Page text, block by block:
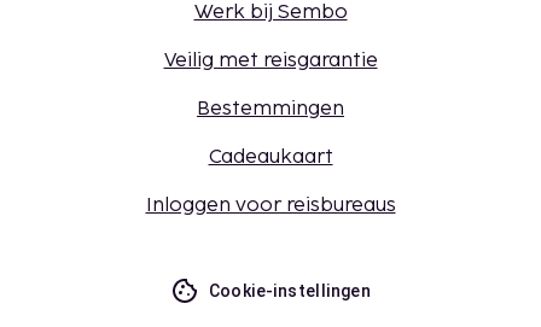
Werk bij Sembo
Veilig met reisgarantie
Bestemmingen
Cadeaukaart
Inloggen voor reisbureaus
Cookie-instellingen